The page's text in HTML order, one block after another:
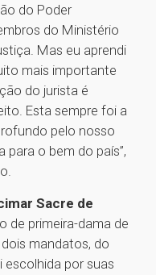
do Poder
do Ministério
Mas eu aprendi
mais importante
do jurista é
Esta sempre foi a
pelo nosso
o bem do país”,
Sacre de
de primeira-dama de
mandatos, do
escolhida por suas